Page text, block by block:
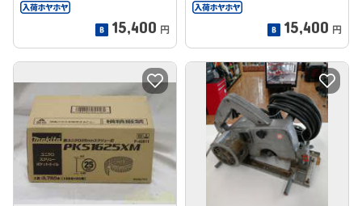
15,400 円 15,400 円